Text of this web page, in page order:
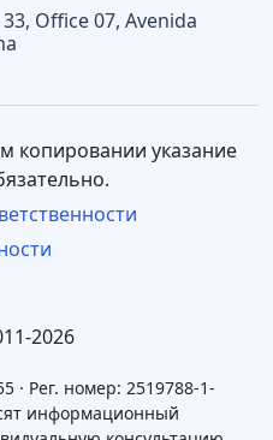
Office 07, Avenida
2026
копировании указание
· Рег. номер: 2519788-1-
информационный